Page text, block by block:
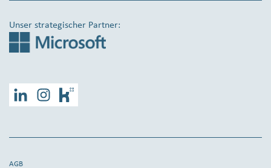
Unser strategischer Partner:
LinkedInInstagramKununu
AGB